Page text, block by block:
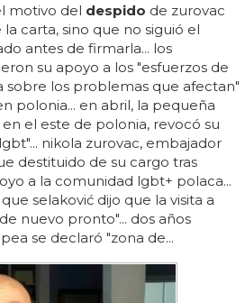
motivo del despido de zurovac
carta, sino que no siguió el
antes de firmarla... los
su apoyo a los "esfuerzos de
sobre los problemas que afectan"
polonia... en abril, la pequeña
el este de polonia, revocó su
nikola zurovac, embajador
destituido de su cargo tras
a la comunidad lgbt+ polaca...
selaković dijo que la visita a
nuevo pronto"... dos años
se declaró "zona de...